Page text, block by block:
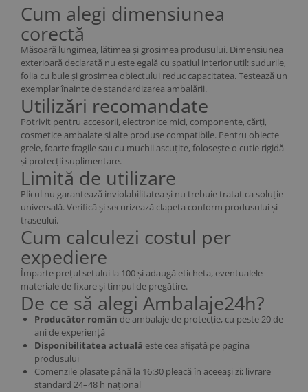
Cum alegi dimensiunea
corectă
Măsoară lungimea, lățimea și grosimea produsului. Dimensiunea
exterioară declarată nu este egală cu spațiul interior util: sudurile,
folia cu bule și grosimea obiectului reduc capacitatea. Testează un
exemplar înainte de standardizarea ambalării.
Utilizări recomandate
Potrivit pentru accesorii, electronice mici, componente, cărți,
cosmetice ambalate și alte produse compatibile. Pentru obiecte
grele, foarte fragile sau cu muchii ascuțite, folosește o cutie rigidă
și protecții suplimentare.
Limită de utilizare
Plicul nu garantează inviolabilitatea și nu trebuie tratat ca soluție
universală. Verifică și securizează clapeta conform produsului și
traseului.
Cum calculezi costul per
expediere
Împarte prețul setului la 100 și adaugă eticheta, eventualele
materiale de fixare și timpul de pregătire.
De ce să alegi Ambalaje24h?
Producător român de ambalaje de protecție, cu peste 20 de
ani de experiență
Disponibilitatea actuală este cea afișată pe pagina
produsului
Comenzile plasate până la 16:30 pleacă în aceeași zi; livrare
standard 24–48 h național